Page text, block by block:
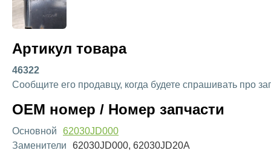
Артикул товара
46322
Сообщите его продавцу, когда будете спрашивать про
OEM номер / Номер запчасти
Основной
62030JD000
Заменители
62030JD000, 62030JD20A